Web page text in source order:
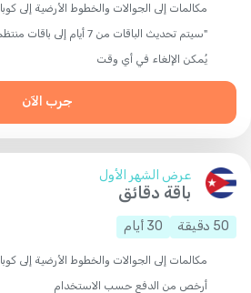
مكالمات إلى الجوالات والخطوط الأرضية إلى كوبا
"سيتم تحديث الباقات من 7 أيام إلى باقات منتظمة مدتها 30 يومًا "
يُمكن الإلغاء في أي وقت
جرب الآن
عرض الشهر الأول
باقة دقائق
50 دقيقة 30 أيام
مكالمات إلى الجوالات والخطوط الأرضية إلى كوبا
أرخص من الدفع حسب الاستخدام